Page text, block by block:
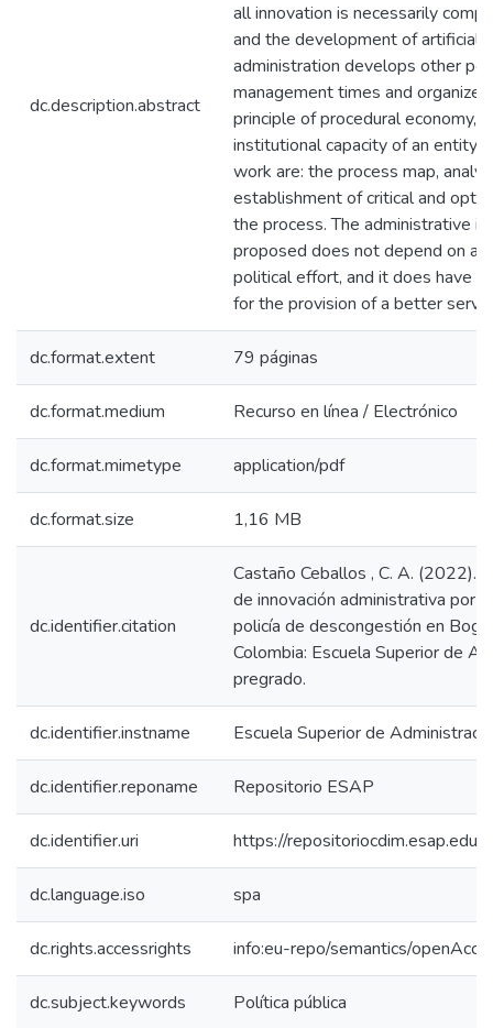
dc.description.abstract
all innovation is necessarily
and the development of artificial
administration develops other
management times and
principle of procedural economy,
institutional capacity of an entity.
work are: the process map,
establishment of critical and
the process. The administrative
proposed does not depend on
political effort, and it does have
for the provision of a better
dc.format.extent 79 páginas
dc.format.medium Recurso en línea / Electrónico
dc.format.mimetype application/pdf
dc.format.size 1,16 MB
dc.identifier.citation
Castaño Ceballos , C. A.
de innovación administrativa por
policía de descongestión en
Colombia: Escuela Superior de
pregrado.
dc.identifier.instname Escuela Superior de
dc.identifier.reponame Repositorio ESAP
dc.identifier.uri https://
dc.language.iso spa
dc.rights.accessrights info:eu-repo/semantics/
dc.subject.keywords Política pública